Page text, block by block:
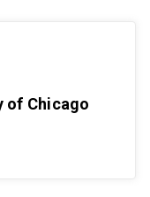
of Chicago